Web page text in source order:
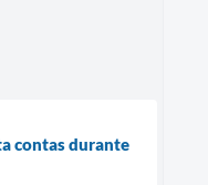
contas durante